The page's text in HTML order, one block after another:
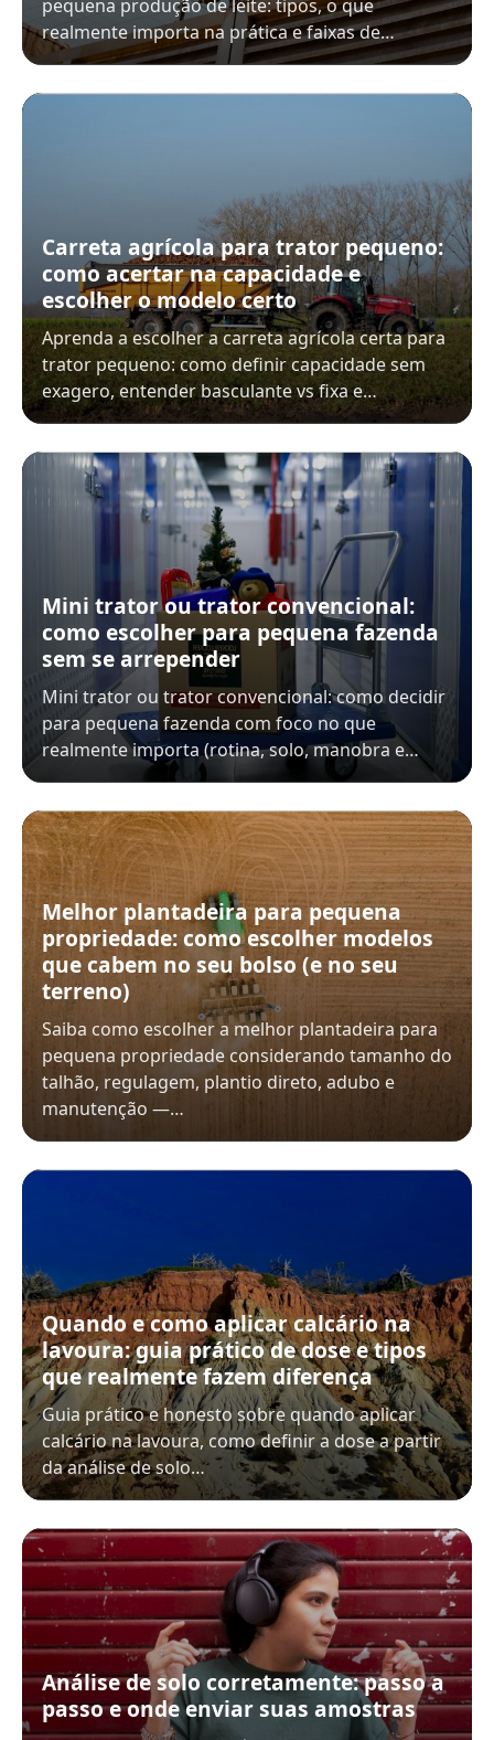
pequena produção de leite: tipos, o que
realmente importa na prática e faixas de…
Carreta agrícola para trator pequeno:
como acertar na capacidade e
escolher o modelo certo
Aprenda a escolher a carreta agrícola certa para
trator pequeno: como definir capacidade sem
exagero, entender basculante vs fixa e…
Mini trator ou trator convencional:
como escolher para pequena fazenda
sem se arrepender
Mini trator ou trator convencional: como decidir
para pequena fazenda com foco no que
realmente importa (rotina, solo, manobra e…
Melhor plantadeira para pequena
propriedade: como escolher modelos
que cabem no seu bolso (e no seu
terreno)
Saiba como escolher a melhor plantadeira para
pequena propriedade considerando tamanho do
talhão, regulagem, plantio direto, adubo e
manutenção —…
Quando e como aplicar calcário na
lavoura: guia prático de dose e tipos
que realmente fazem diferença
Guia prático e honesto sobre quando aplicar
calcário na lavoura, como definir a dose a partir
da análise de solo…
Análise de solo corretamente: passo a
passo e onde enviar suas amostras